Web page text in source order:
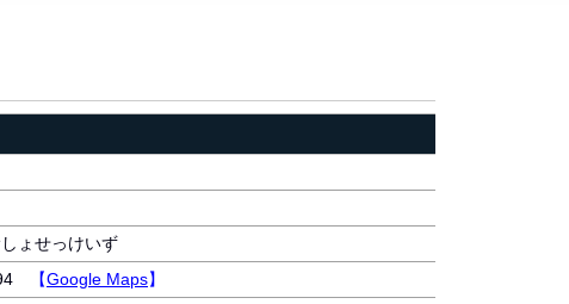
ょせっけいず
【Google Maps】